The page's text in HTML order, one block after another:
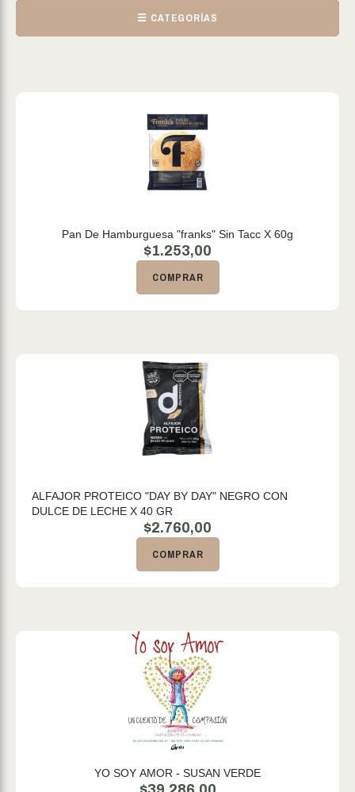
☰ CATEGORÍAS
Pan De Hamburguesa "franks" Sin Tacc X 60g
$1.253,00
COMPRAR
ALFAJOR PROTEICO "DAY BY DAY" NEGRO CON
DULCE DE LECHE X 40 GR
$2.760,00
COMPRAR
YO SOY AMOR - SUSAN VERDE